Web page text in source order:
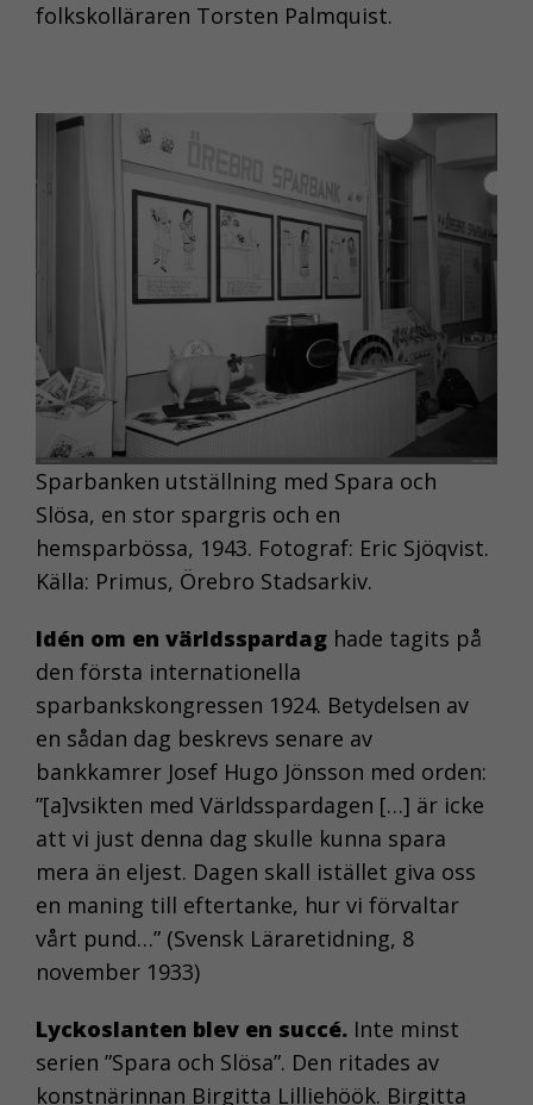
folkskolläraren Torsten Palmquist.
Sparbanken utställning med Spara och
Slösa, en stor spargris och en
hemsparbössa, 1943. Fotograf: Eric Sjöqvist.
Källa: Primus, Örebro Stadsarkiv.
Idén om en världsspardag hade tagits på
den första internationella
sparbankskongressen 1924. Betydelsen av
en sådan dag beskrevs senare av
bankkamrer Josef Hugo Jönsson med orden:
”[a]vsikten med Världsspardagen […] är icke
att vi just denna dag skulle kunna spara
mera än eljest. Dagen skall istället giva oss
en maning till eftertanke, hur vi förvaltar
vårt pund…” (Svensk Läraretidning, 8
november 1933)
Lyckoslanten blev en succé. Inte minst
serien ”Spara och Slösa”. Den ritades av
konstnärinnan Birgitta Lilliehöök. Birgitta